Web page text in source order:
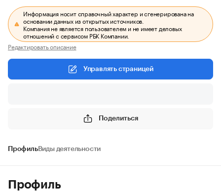
Информация носит справочный характер и сгенерирована на
основании данных из открытых источников.
Компания не является пользователем и не имеет деловых
отношений с сервисом РБК Компании.
Редактировать описание
Управлять страницей
Поделиться
ПрофильВиды деятельности
Профиль